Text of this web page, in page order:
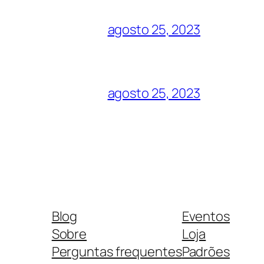
agosto 25, 2023
agosto 25, 2023
Blog
Sobre
Perguntas frequentes
Eventos
Loja
Padrões